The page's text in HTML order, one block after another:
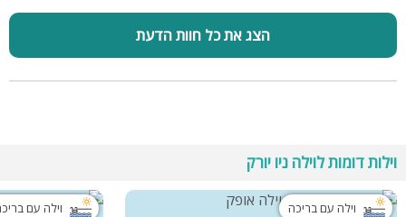
הצג את כל חוות הדעת
וילות דומות לוילה ניו יורק
וילה עם בריכה וילה עם